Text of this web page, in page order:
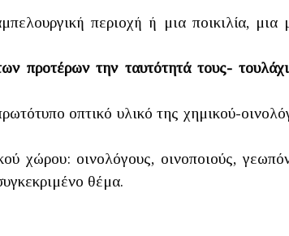
περιοχή ή μια ποικιλία, μια
προτέρων την ταυτότητά τους-
οπτικό υλικό της χημικού-
χώρου: οινολόγους, οινοποιούς,
θέμα.